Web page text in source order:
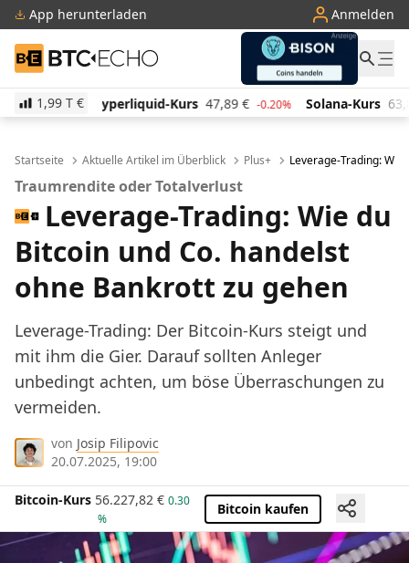
App herunterladen Anmelden
BTC-ECHO
1,99 T €
Kurs 47,89 € -0.20% Solana-Kurs 63,87 € 0.60% TRON-
Startseite Aktuelle Artikel im Überblick Plus+ Leverage-Trading:
Traumrendite oder Totalverlust
Leverage-Trading: Wie du
Bitcoin und Co. handelst
ohne Bankrott zu gehen
Leverage-Trading: Der Bitcoin-Kurs steigt und
mit ihm die Gier. Darauf sollten Anleger
unbedingt achten, um böse Überraschungen zu
vermeiden.
von Josip Filipovic
20.07.2025, 19:00
Bitcoin-Kurs 56.227,82 € 0.30
%
Bitcoin kaufen